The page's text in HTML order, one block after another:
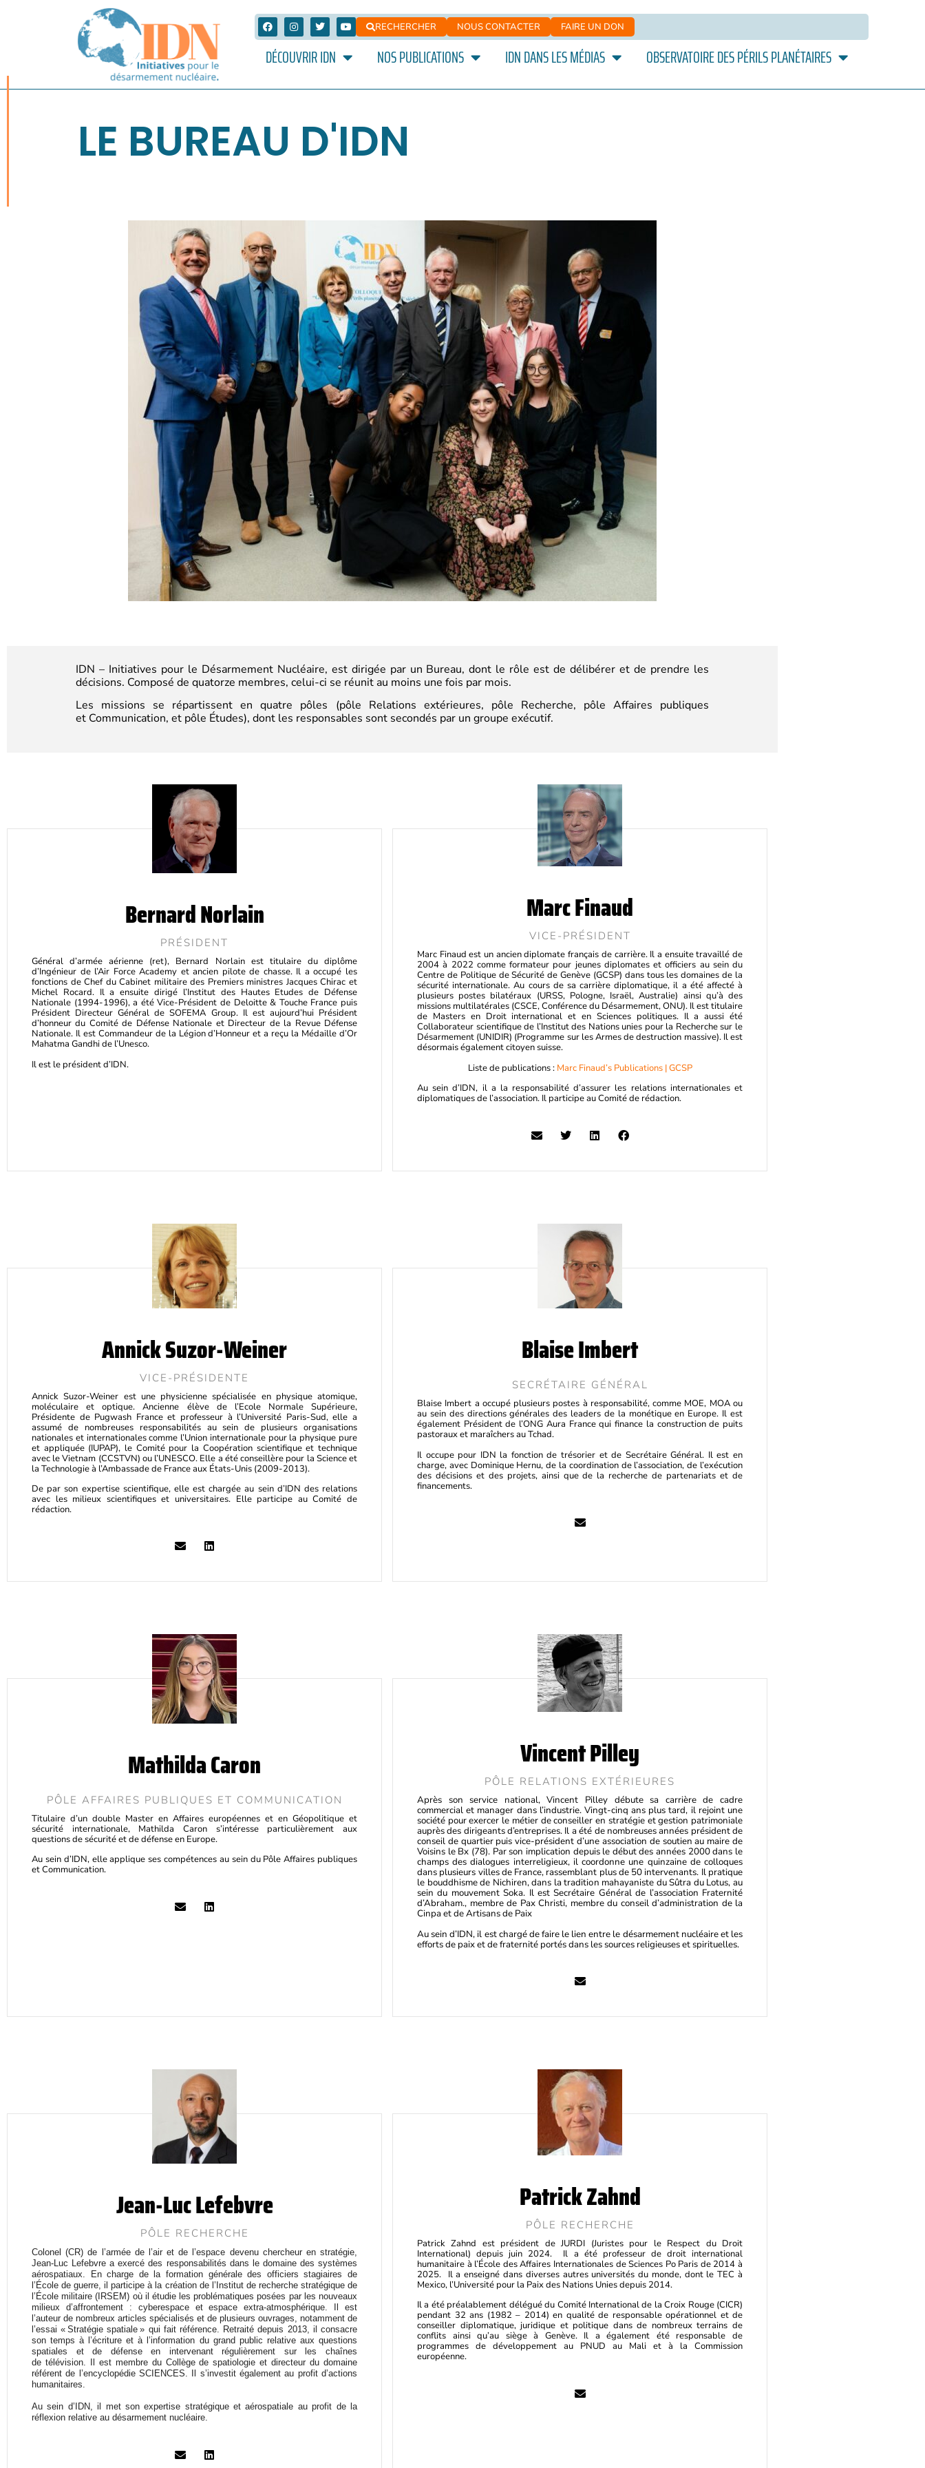
RECHERCHER NOUS CONTACTER FAIRE UN DON
DÉCOUVRIR IDN NOS PUBLICATIONS IDN DANS LES MÉDIAS OBSERVATOIRE DES PÉRILS PLANÉTAIRES
LE BUREAU D'IDN
IDN – Initiatives pour le Désarmement Nucléaire, est dirigée par un Bureau, dont le rôle est de délibérer et de prendre les
décisions. Composé de quatorze membres, celui-ci se réunit au moins une fois par mois.
Les missions se répartissent en quatre pôles (pôle Relations extérieures, pôle Recherche, pôle Affaires publiques
et Communication, et pôle Études), dont les responsables sont secondés par un groupe exécutif.
Bernard Norlain
PRÉSIDENT
Général d’armée aérienne (ret), Bernard Norlain est titulaire du diplôme
d’Ingénieur de l’Air Force Academy et ancien pilote de chasse. Il a occupé les
fonctions de Chef du Cabinet militaire des Premiers ministres Jacques Chirac et
Michel Rocard. Il a ensuite dirigé l’Institut des Hautes Etudes de Défense
Nationale (1994-1996), a été Vice-Président de Deloitte & Touche France puis
Président Directeur Général de SOFEMA Group. Il est aujourd’hui Président
d’honneur du Comité de Défense Nationale et Directeur de la Revue Défense
Nationale. Il est Commandeur de la Légion d’Honneur et a reçu la Médaille d’Or
Mahatma Gandhi de l’Unesco.
Il est le président d’IDN.
Marc Finaud
VICE-PRÉSIDENT
Marc Finaud est un ancien diplomate français de carrière. Il a ensuite travaillé de
2004 à 2022 comme formateur pour jeunes diplomates et officiers au sein du
Centre de Politique de Sécurité de Genève (GCSP) dans tous les domaines de la
sécurité internationale. Au cours de sa carrière diplomatique, il a été affecté à
plusieurs postes bilatéraux (URSS, Pologne, Israël, Australie) ainsi qu’à des
missions multilatérales (CSCE, Conférence du Désarmement, ONU). Il est titulaire
de Masters en Droit international et en Sciences politiques. Il a aussi été
Collaborateur scientifique de l’Institut des Nations unies pour la Recherche sur le
Désarmement (UNIDIR) (Programme sur les Armes de destruction massive). Il est
désormais également citoyen suisse.
Liste de publications : Marc Finaud’s Publications | GCSP
Au sein d’IDN, il a la responsabilité d’assurer les relations internationales et
diplomatiques de l’association. Il participe au Comité de rédaction.
Annick Suzor-Weiner
VICE-PRÉSIDENTE
Annick Suzor-Weiner est une physicienne spécialisée en physique atomique,
moléculaire et optique. Ancienne élève de l’Ecole Normale Supérieure,
Présidente de Pugwash France et professeur à l’Université Paris-Sud, elle a
assumé de nombreuses responsabilités au sein de plusieurs organisations
nationales et internationales comme l’Union internationale pour la physique pure
et appliquée (IUPAP), le Comité pour la Coopération scientifique et technique
avec le Vietnam (CCSTVN) ou l’UNESCO. Elle a été conseillère pour la Science et
la Technologie à l’Ambassade de France aux États-Unis (2009-2013).
De par son expertise scientifique, elle est chargée au sein d’IDN des relations
avec les milieux scientifiques et universitaires. Elle participe au Comité de
rédaction.
Blaise Imbert
SECRÉTAIRE GÉNÉRAL
Blaise Imbert a occupé plusieurs postes à responsabilité, comme MOE, MOA ou
au sein des directions générales des leaders de la monétique en Europe. Il est
également Président de l’ONG Aura France qui finance la construction de puits
pastoraux et maraîchers au Tchad.
Il occupe pour IDN la fonction de trésorier et de Secrétaire Général. Il est en
charge, avec Dominique Hernu, de la coordination de l’association, de l’exécution
des décisions et des projets, ainsi que de la recherche de partenariats et de
financements.
Mathilda Caron
PÔLE AFFAIRES PUBLIQUES ET COMMUNICATION
Titulaire d’un double Master en Affaires européennes et en Géopolitique et
sécurité internationale, Mathilda Caron s’intéresse particulièrement aux
questions de sécurité et de défense en Europe.
Au sein d’IDN, elle applique ses compétences au sein du Pôle Affaires publiques
et Communication.
Vincent Pilley
PÔLE RELATIONS EXTÉRIEURES
Après son service national, Vincent Pilley débute sa carrière de cadre
commercial et manager dans l’industrie. Vingt-cinq ans plus tard, il rejoint une
société pour exercer le métier de conseiller en stratégie et gestion patrimoniale
auprès des dirigeants d’entreprises. Il a été de nombreuses années président de
conseil de quartier puis vice-président d’une association de soutien au maire de
Voisins le Bx (78). Par son implication depuis le début des années 2000 dans le
champs des dialogues interreligieux, il coordonne une quinzaine de colloques
dans plusieurs villes de France, rassemblant plus de 50 intervenants. Il pratique
le bouddhisme de Nichiren, dans la tradition mahayaniste du Sûtra du Lotus, au
sein du mouvement Soka. Il est Secrétaire Général de l’association Fraternité
d’Abraham., membre de Pax Christi, membre du conseil d’administration de la
Cinpa et de Artisans de Paix
Au sein d’IDN, il est chargé de faire le lien entre le désarmement nucléaire et les
efforts de paix et de fraternité portés dans les sources religieuses et spirituelles.
Jean-Luc Lefebvre
PÔLE RECHERCHE
Colonel (CR) de l’armée de l’air et de l’espace devenu chercheur en stratégie,
Jean-Luc Lefebvre a exercé des responsabilités dans le domaine des systèmes
aérospatiaux. En charge de la formation générale des officiers stagiaires de
l’École de guerre, il participe à la création de l’Institut de recherche stratégique de
l’École militaire (IRSEM) où il étudie lesproblématiques posées par les nouveaux
milieux d’affrontement : cyberespace et espace extra-atmosphérique. Il est
l’auteur de nombreux articles spécialisés et de plusieurs ouvrages, notamment de
l’essai « Stratégie spatiale » qui fait référence. Retraité depuis 2013, il consacre
son temps à l’écriture et à l’information du grand public relative aux questions
spatiales et de défense en intervenant régulièrement sur les chaînes
de télévision. Il est membre du Collège de spatiologie et directeur du domaine
référent de l’encyclopédie SCIENCES. Il s’investit également au profit d’actions
humanitaires.
Au sein d’IDN, il met son expertise stratégique et aérospatiale au profit de la
réflexion relative au désarmement nucléaire.
Patrick Zahnd
PÔLE RECHERCHE
Patrick Zahnd est président de JURDI (Juristes pour le Respect du Droit
International) depuis juin 2024. Il a été professeur de droit international
humanitaire à l’École des Affaires Internationales de Sciences Po Paris de 2014 à
2025. Il a enseigné dans diverses autres universités du monde, dont le TEC à
Mexico, l’Université pour la Paix des Nations Unies depuis 2014.
Il a été préalablement délégué du Comité International de la Croix Rouge (CICR)
pendant 32 ans (1982 – 2014) en qualité de responsable opérationnel et de
conseiller diplomatique, juridique et politique dans de nombreux terrains de
conflits ainsi qu’au siège à Genève. Il a également été responsable de
programmes de développement au PNUD au Mali et à la Commission
européenne.